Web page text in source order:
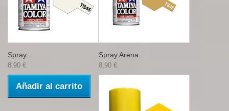
Spray...
8,90 €
Añadir al carrito
Spray Arena...
8,90 €